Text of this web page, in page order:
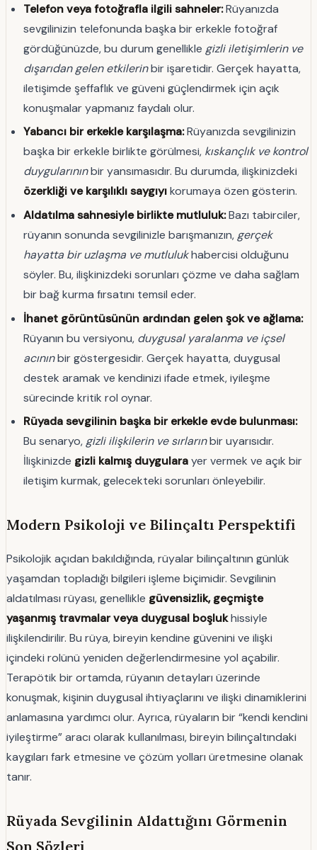
Telefon veya fotoğrafla ilgili sahneler:Rüyanızda
sevgilinizin telefonunda başka bir erkekle fotoğraf
gördüğünüzde, bu durum genellikle gizli iletişimlerin ve
dışarıdan gelen etkilerinbir işaretidir. Gerçek hayatta,
iletişimde şeffaflık ve güveni güçlendirmek için açık
konuşmalar yapmanız faydalı olur.
Yabancı bir erkekle karşılaşma:Rüyanızda sevgilinizin
başka bir erkekle birlikte görülmesi, kıskançlık ve kontrol
duygularınınbir yansımasıdır. Bu durumda, ilişkinizdeki
özerkliği ve karşılıklı saygıyıkorumaya özen gösterin.
Aldatılma sahnesiyle birlikte mutluluk:Bazı tabirciler,
rüyanın sonunda sevgilinizle barışmanızın, gerçek
hayatta bir uzlaşma ve mutlulukhabercisi olduğunu
söyler. Bu, ilişkinizdeki sorunları çözme ve daha sağlam
bir bağ kurma fırsatını temsil eder.
İhanet görüntüsünün ardından gelen şok ve ağlama:
Rüyanın bu versiyonu, duygusal yaralanma ve içsel
acınınbir göstergesidir. Gerçek hayatta, duygusal
destek aramak ve kendinizi ifade etmek, iyileşme
sürecinde kritik rol oynar.
Rüyada sevgilinin başka bir erkekle evde bulunması:
Bu senaryo, gizli ilişkilerin ve sırlarınbir uyarısıdır.
İlişkinizde gizli kalmış duygularayer vermek ve açık bir
iletişim kurmak, gelecekteki sorunları önleyebilir.
Modern Psikoloji ve Bilinçaltı Perspektifi
Psikolojik açıdan bakıldığında, rüyalar bilinçaltının günlük
yaşamdan topladığı bilgileri işleme biçimidir. Sevgilinin
aldatılması rüyası, genellikle güvensizlik, geçmişte
yaşanmış travmalar veya duygusal boşlukhissiyle
ilişkilendirilir. Bu rüya, bireyin kendine güvenini ve ilişki
içindeki rolünü yeniden değerlendirmesine yol açabilir.
Terapötik bir ortamda, rüyanın detayları üzerinde
konuşmak, kişinin duygusal ihtiyaçlarını ve ilişki dinamiklerini
anlamasına yardımcı olur. Ayrıca, rüyaların bir “kendi kendini
iyileştirme” aracı olarak kullanılması, bireyin bilinçaltındaki
kaygıları fark etmesine ve çözüm yolları üretmesine olanak
tanır.
Rüyada Sevgilinin Aldattığını Görmenin
Son Sözleri